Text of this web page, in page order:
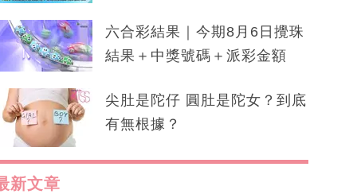
六合彩結果｜今期8月6日攪珠
結果＋中獎號碼＋派彩金額
尖肚是陀仔 圓肚是陀女？到底
有無根據？
新文章